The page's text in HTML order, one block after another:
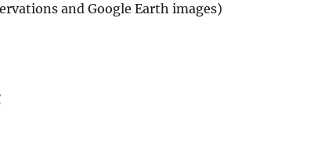
and Google Earth images)